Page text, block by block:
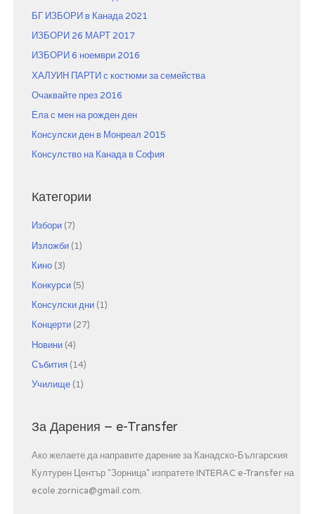
o
r
БГ ИЗБОРИ в Канада 2021
ИЗБОРИ 26 МАРТ 2017
ИЗБОРИ 6 ноември 2016
ХАЛУИН ПАРТИ с костюми за семейства
Очаквайте през 2016
Ела с мен на рожден ден
Консулски ден в Монреал 2015
Консулство на Канада в София
Категории
Избори (7)
Изложби (1)
Кино (3)
Конкурси (5)
Консулски дни (1)
Концерти (27)
Новини (4)
Събития (14)
Училище (1)
За Дарения – e-Transfer
Ако желаете да направите дарение за Канадско-Българския
Културен Център "Зорница" изпратете INTERAC e-Transfer на
ecole.zornica@gmail.com.